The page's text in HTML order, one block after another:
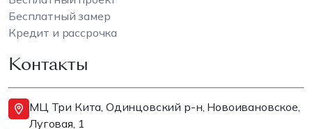
Бесплатный замер
Кредит и рассрочка
Контакты
МЦ Три Кита, Одинцовский р-н, Новоивановское,
Луговая, 1